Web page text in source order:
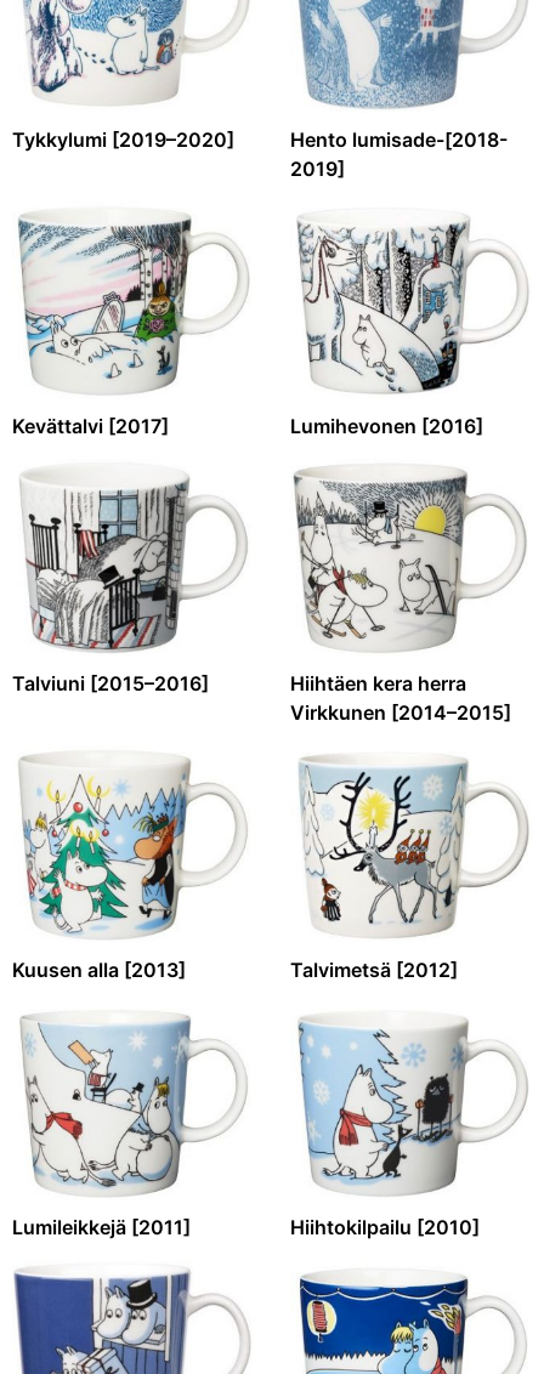
Tykkylumi [2019–2020]
Hento lumisade-[2018-
2019]
Kevättalvi [2017] Lumihevonen [2016]
Talviuni [2015–2016]
Hiihtäen kera herra
Virkkunen [2014–2015]
Kuusen alla [2013] Talvimetsä [2012]
Lumileikkejä [2011] Hiihtokilpailu [2010]